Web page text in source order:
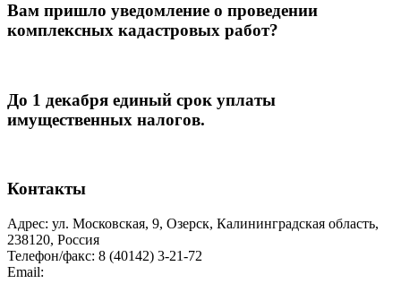
Вам пришло уведомление о проведении
комплексных кадастровых работ?
До 1 декабря единый срок уплаты
имущественных налогов.
Контакты
Адрес: ул. Московская, 9, Озерск, Калининградская область,
238120, Россия
Телефон/факс: 8 (40142) 3-21-72
Email: